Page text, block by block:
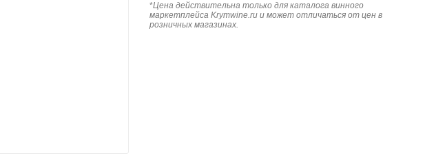
*Цена действительна только для каталога винного
маркетплейса Krymwine.ru и может отличаться от цен в
розничных магазинах.